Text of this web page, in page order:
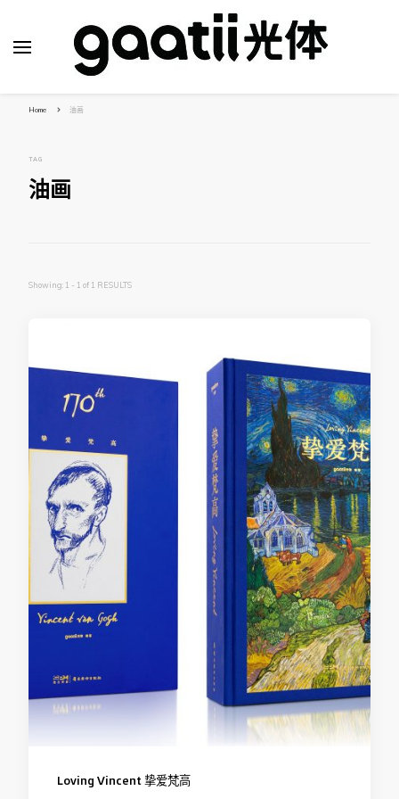
Home 油画
TAG
油画
Showing: 1 - 1 of 1 RESULTS
Loving Vincent 挚爱梵高